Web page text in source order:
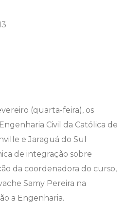
(quarta-feira), os
Civil da Católica de
e Jaraguá do Sul
de integração sobre
da coordenadora do curso,
Samy Pereira na
a Engenharia.